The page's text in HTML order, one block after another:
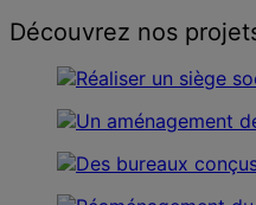
des
Découvrez nos